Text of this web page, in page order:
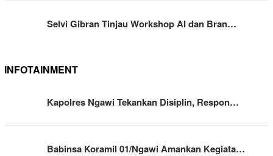
Selvi Gibran Tinjau Workshop AI dan Bran…
INFOTAINMENT
Kapolres Ngawi Tekankan Disiplin, Respon…
Babinsa Koramil 01/Ngawi Amankan Kegiata…